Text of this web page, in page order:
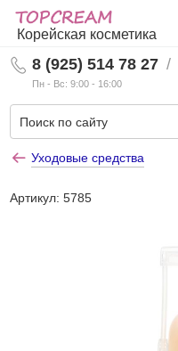
Корейская косметика
8 (925) 514 78 27
Пн - Вс: 9:00 - 16:00
/
Уходовые средства
Артикул:5785